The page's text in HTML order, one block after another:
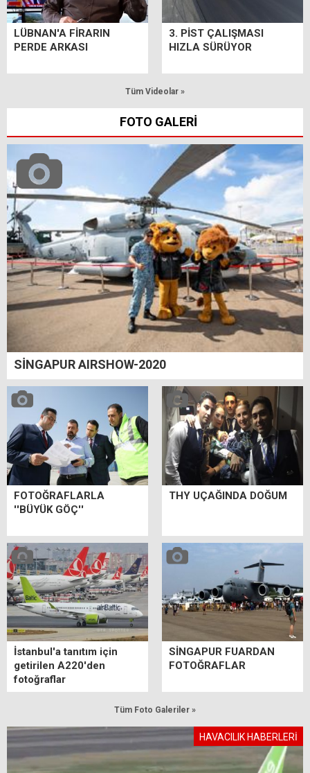
LÜBNAN'A FİRARIN
PERDE ARKASI
3. PİST ÇALIŞMASI
HIZLA SÜRÜYOR
Tüm Videolar »
FOTO GALERİ
SİNGAPUR AIRSHOW-2020
FOTOĞRAFLARLA
''BÜYÜK GÖÇ''
THY UÇAĞINDA DOĞUM
İstanbul'a tanıtım için
getirilen A220'den
fotoğraflar
SİNGAPUR FUARDAN
FOTOĞRAFLAR
Tüm Foto Galeriler »
HAVACILIK HABERLERİ